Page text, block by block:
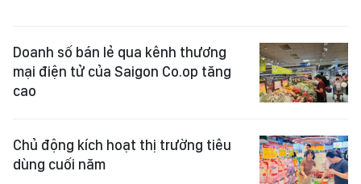
Doanh số bán lẻ qua kênh thương
mại điện tử của Saigon Co.op tăng
cao
Chủ động kích hoạt thị trường tiêu
dùng cuối năm